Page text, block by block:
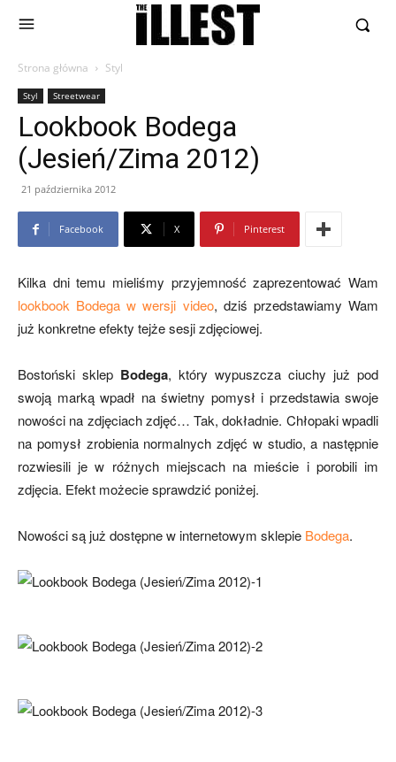
Strona główna Styl
Styl Streetwear
Lookbook Bodega
(Jesień/Zima 2012)
21 października 2012
Facebook X Pinterest
Kilka dni temu mieliśmy przyjemność zaprezentować Wam
lookbook Bodega w wersji video, dziś przedstawiamy Wam
już konkretne efekty tejże sesji zdjęciowej.
Bostoński sklep Bodega, który wypuszcza ciuchy już pod
swoją marką wpadł na świetny pomysł i przedstawia swoje
nowości na zdjęciach zdjęć… Tak, dokładnie. Chłopaki wpadli
na pomysł zrobienia normalnych zdjęć w studio, a następnie
rozwiesili je w różnych miejscach na mieście i porobili im
zdjęcia. Efekt możecie sprawdzić poniżej.
Nowości są już dostępne w internetowym sklepie Bodega.